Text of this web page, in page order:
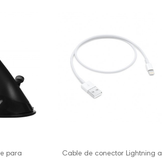
para
Cable de conector Lightning a